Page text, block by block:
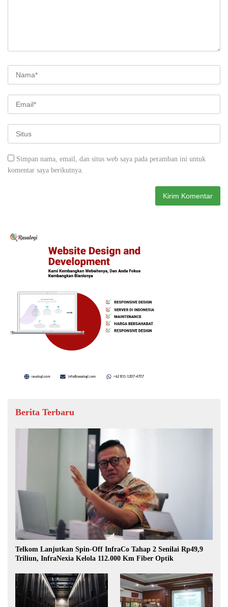
Simpan nama, email, dan situs web saya pada peramban ini untuk
komentar saya berikutnya.
Berita Terbaru
Telkom Lanjutkan Spin-Off InfraCo Tahap 2 Senilai Rp49,9
Triliun, InfraNexia Kelola 112.000 Km Fiber Optik